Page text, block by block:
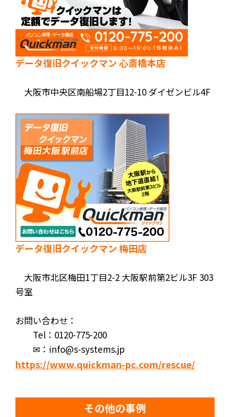
データ復旧クイックマン 心斎橋本店
大阪市中央区南船場2丁目12-10 ダイゼンビル4F
データ復旧クイックマン 梅田店
大阪市北区梅田1丁目2-2 大阪駅前第2ビル3F 303
号室
お問い合わせ：
Tel：0120-775-200
✉：info@s-systems.jp
https://www.quickman-pc.com/rescue/
その他の事例